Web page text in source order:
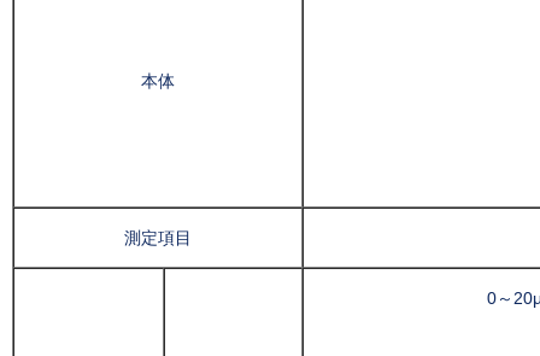
本体
測定項目
0～